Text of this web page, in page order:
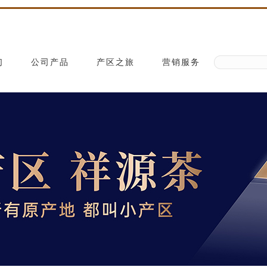
公司产品 产区之旅 营销服务